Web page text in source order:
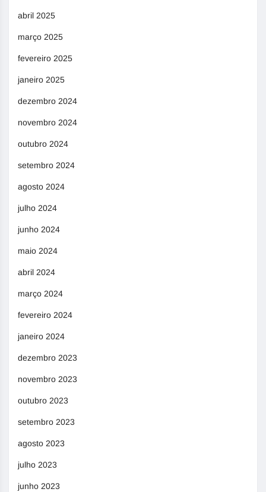
abril 2025
março 2025
fevereiro 2025
janeiro 2025
dezembro 2024
novembro 2024
outubro 2024
setembro 2024
agosto 2024
julho 2024
junho 2024
maio 2024
abril 2024
março 2024
fevereiro 2024
janeiro 2024
dezembro 2023
novembro 2023
outubro 2023
setembro 2023
agosto 2023
julho 2023
junho 2023